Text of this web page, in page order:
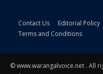
Contact Us Editorial Policy
Terms and Conditions
© www.warangalvoice.net . All